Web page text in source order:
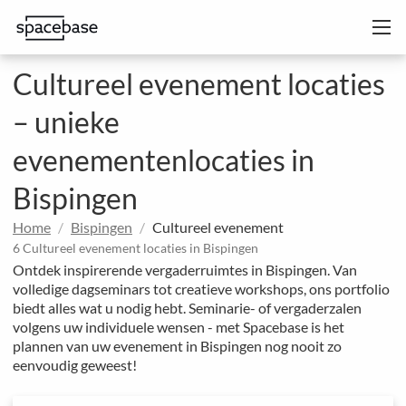
Cultureel evenement locaties
– unieke
evenementenlocaties in
Bispingen
Home Bispingen Cultureel evenement
6 Cultureel evenement locaties in Bispingen
Ontdek inspirerende vergaderruimtes in Bispingen. Van
volledige dagseminars tot creatieve workshops, ons portfolio
biedt alles wat u nodig hebt. Seminarie- of vergaderzalen
volgens uw individuele wensen - met Spacebase is het
plannen van uw evenement in Bispingen nog nooit zo
eenvoudig geweest!